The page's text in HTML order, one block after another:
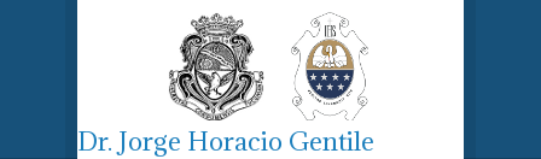
Dr. Jorge Horacio Gentile